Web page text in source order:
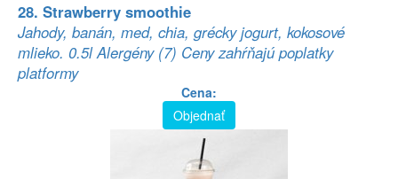
28. Strawberry smoothie
Jahody, banán, med, chia, grécky jogurt, kokosové
mlieko. 0.5l Alergény (7) Ceny zahŕňajú poplatky
platformy
Cena:
Objednať